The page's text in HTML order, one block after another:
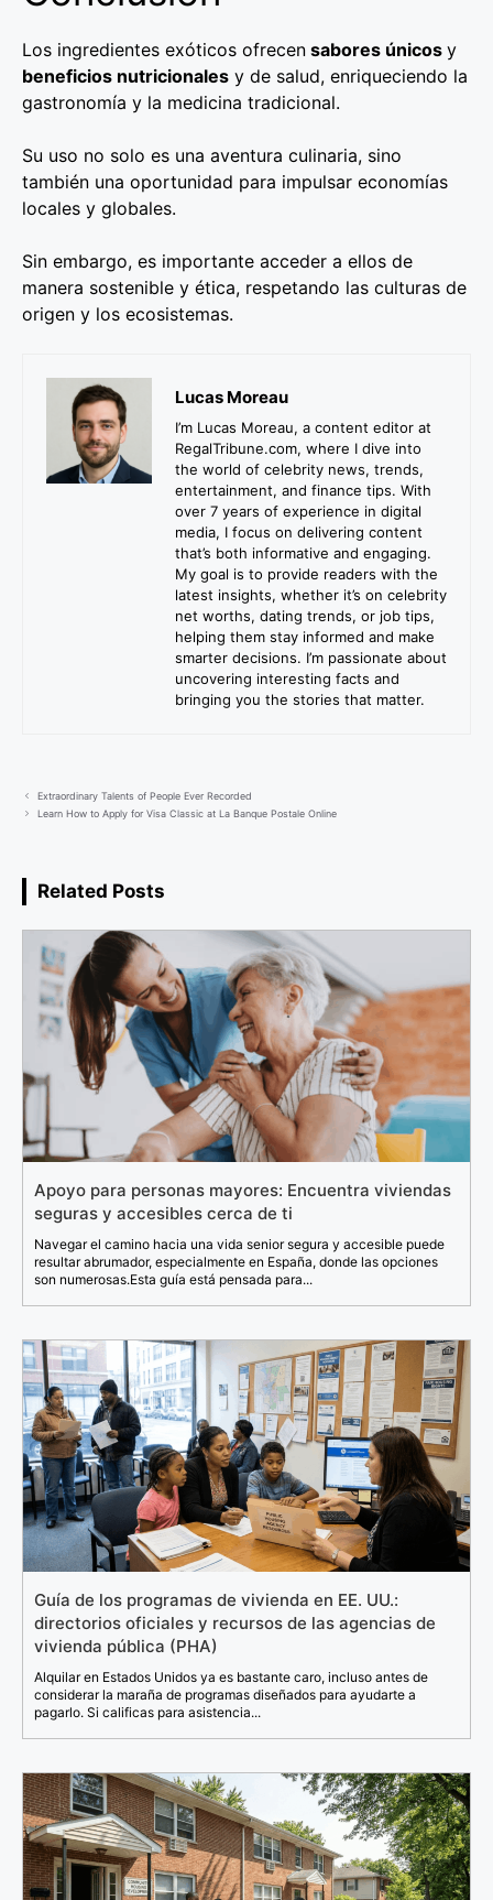
Los ingredientes exóticos ofrecen sabores únicos y
beneficios nutricionales y de salud, enriqueciendo la
gastronomía y la medicina tradicional.
Su uso no solo es una aventura culinaria, sino
también una oportunidad para impulsar economías
locales y globales.
Sin embargo, es importante acceder a ellos de
manera sostenible y ética, respetando las culturas de
origen y los ecosistemas.
Lucas Moreau
I’m Lucas Moreau, a content editor at
RegalTribune.com, where I dive into
the world of celebrity news, trends,
entertainment, and finance tips. With
over 7 years of experience in digital
media, I focus on delivering content
that’s both informative and engaging.
My goal is to provide readers with the
latest insights, whether it’s on celebrity
net worths, dating trends, or job tips,
helping them stay informed and make
smarter decisions. I’m passionate about
uncovering interesting facts and
bringing you the stories that matter.
Extraordinary Talents of People Ever Recorded
Learn How to Apply for Visa Classic at La Banque Postale Online
Related Posts
Apoyo para personas mayores: Encuentra viviendas
seguras y accesibles cerca de ti
Navegar el camino hacia una vida senior segura y accesible puede
resultar abrumador, especialmente en España, donde las opciones
son numerosas.Esta guía está pensada para...
Guía de los programas de vivienda en EE. UU.:
directorios oficiales y recursos de las agencias de
vivienda pública (PHA)
Alquilar en Estados Unidos ya es bastante caro, incluso antes de
considerar la maraña de programas diseñados para ayudarte a
pagarlo. Si calificas para asistencia...